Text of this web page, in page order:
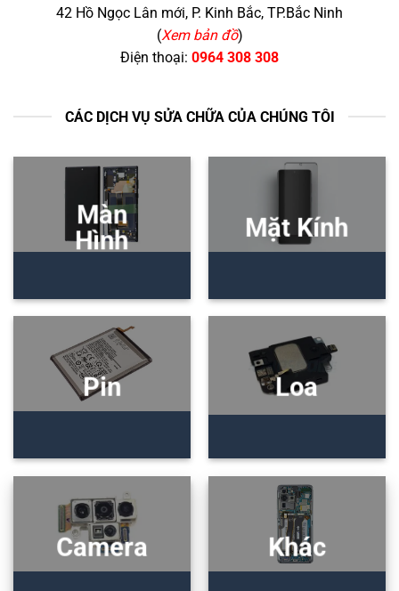
42 Hồ Ngọc Lân mới, P. Kinh Bắc, TP.Bắc Ninh
(Xem bản đồ)
Điện thoại: 0964 308 308
CÁC DỊCH VỤ SỬA CHỮA CỦA CHÚNG TÔI
Màn
Hình
Mặt Kính
Pin Loa
Camera Khác